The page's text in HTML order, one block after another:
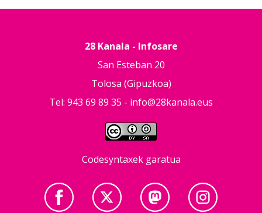
28 Kanala - Infosare
San Esteban 20
Tolosa (Gipuzkoa)
Tel: 943 69 89 35 - info@28kanala.eus
Codesyntaxek garatua